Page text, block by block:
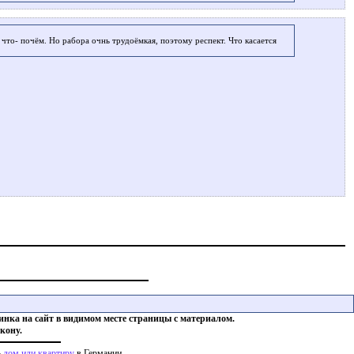
почём. Но рабора очнь трудоёмкая, поэтому респект. Что касается
на сайт в видимом месте страницы с материалом.